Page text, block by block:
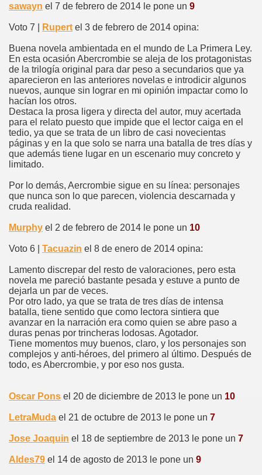
sawayn el 7 de febrero de 2014 le pone un 9
Voto 7 | Rupert el 3 de febrero de 2014 opina:
Buena novela ambientada en el mundo de La Primera Ley.
En esta ocasión Abercrombie se aleja de los protagonistas
de la trilogía original para dar peso a secundarios que ya
aparecieron en las anteriores novelas e introdicir algunos
nuevos, aunque sin lograr en mi opinión impactar como lo
hacían los otros.
Destaca la prosa ligera y directa del autor, muy acertada
para el relato puesto que impide que el lector caiga en el
tedio, ya que se trata de un libro de casi novecientas
páginas y en la que solo se narra una batalla de tres días y
que además tiene lugar en un escenario muy concreto y
limitado.
Por lo demás, Aercrombie sigue en su línea: personajes
que nunca son lo que parecen, violencia descarnada y
cruda realidad.
Murphy el 2 de febrero de 2014 le pone un 10
Voto 6 | Tacuazin el 8 de enero de 2014 opina:
Lamento discrepar del resto de valoraciones, pero esta
novela me pareció bastante pesada y estuve a punto de
dejarla un par de veces.
Por otro lado, ya que se trata de tres días de intensa
batalla, tiene sentido que como lectora sintiera que
avanzar en la narración era como quien se abre paso a
duras penas por trincheras lodosas. Agotador.
Tiene momentos muy buenos, claro, y los personajes son
complejos y anti-héroes, del primero al último. Después de
todo, es Abercrombie, y por eso nos gusta.
Oscar Pons el 20 de diciembre de 2013 le pone un 10
LetraMuda el 21 de octubre de 2013 le pone un 7
Jose Joaquin el 18 de septiembre de 2013 le pone un 7
Aldes79 el 14 de agosto de 2013 le pone un 9